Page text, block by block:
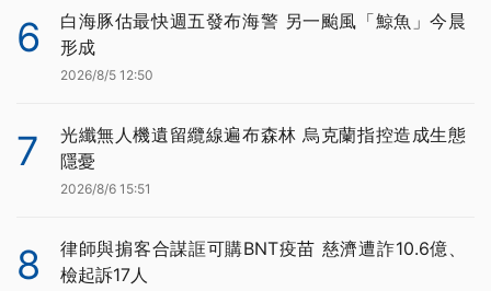
6
白海豚估最快週五發布海警 另一颱風「鯨魚」今晨
形成
2026/8/5 12:50
7
光纖無人機遺留纜線遍布森林 烏克蘭指控造成生態
隱憂
2026/8/6 15:51
8
律師與掮客合謀誆可購BNT疫苗 慈濟遭詐10.6億、
檢起訴17人